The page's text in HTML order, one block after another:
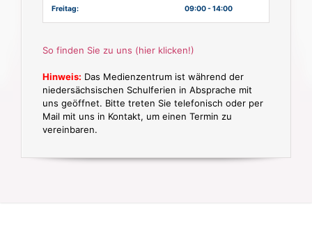
Freitag: 09:00 - 14:00
So finden Sie zu uns (hier klicken!)
Hinweis: Das Medienzentrum ist während der
niedersächsischen Schulferien in Absprache mit
uns geöffnet. Bitte treten Sie telefonisch oder per
Mail mit uns in Kontakt, um einen Termin zu
vereinbaren.